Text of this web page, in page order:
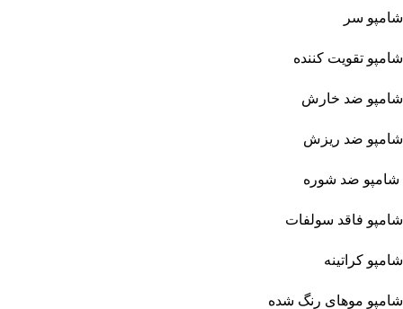
شامپو سر
شامپو تقویت کننده
شامپو ضد خارش
شامپو ضد ریزش
شامپو ضد شوره
شامپو فاقد سولفات
شامپو کراتینه
شامپو موهای رنگ شده